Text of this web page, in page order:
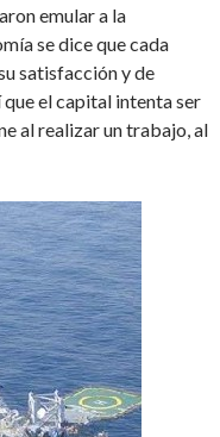
emular a la
se dice que cada
satisfacción y de
el capital intenta ser
al realizar un trabajo, al